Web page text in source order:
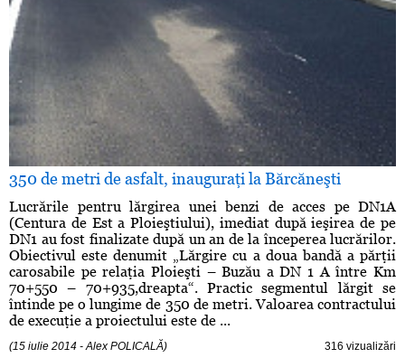
350 de metri de asfalt, inauguraţi la Bărcăneşti
Lucrările pentru lărgirea unei benzi de acces pe DN1A
(Centura de Est a Ploieştiului), imediat după ieşirea de pe
DN1 au fost finalizate după un an de la începerea lucrărilor.
Obiectivul este denumit „Lărgire cu a doua bandă a părţii
carosabile pe relaţia Ploieşti – Buzău a DN 1 A între Km
70+550 – 70+935,dreapta“. Practic segmentul lărgit se
întinde pe o lungime de 350 de metri. Valoarea contractului
de execuţie a proiectului este de ...
(15 iulie 2014 - Alex POLICALĂ) 316 vizualizări